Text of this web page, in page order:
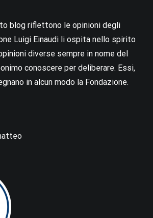
blog riflettono le opinioni degli
Luigi Einaudi li ospita nello spirito
diverse sempre in nome del
conoscere per deliberare. Essi,
in alcun modo la Fondazione.